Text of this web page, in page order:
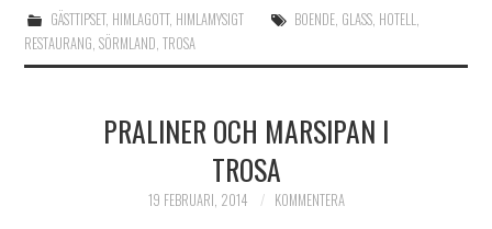
GÄSTTIPSET, HIMLAGOTT, HIMLAMYSIGT BOENDE, GLASS, HOTELL,
RESTAURANG,SÖRMLAND,TROSA
PRALINER OCH MARSIPAN I
TROSA
19 FEBRUARI, 2014 KOMMENTERA